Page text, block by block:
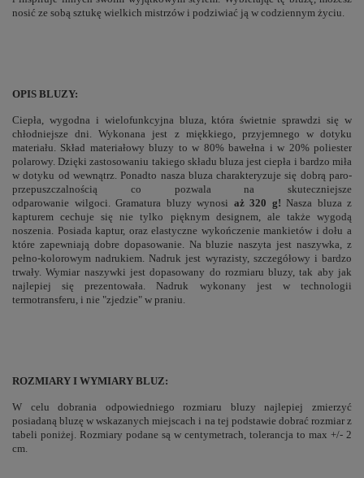
nosić ze sobą sztukę wielkich mistrzów i podziwiać ją w codziennym życiu.
OPIS BLUZY:
Ciepła, wygodna i wielofunkcyjna bluza, która świetnie sprawdzi się w
chłodniejsze dni. Wykonana jest z miękkiego, przyjemnego w dotyku
materiału. Skład materiałowy bluzy to w 80% bawełna i w 20% poliester
polarowy. Dzięki zastosowaniu takiego składu bluza jest ciepła i bardzo miła
w dotyku od wewnątrz. Ponadto nasza bluza charakteryzuje się dobrą paro-
przepuszczalnością co pozwala na skuteczniejsze
odparowanie wilgoci. Gramatura bluzy wynosi aż 320 g! Nasza bluza z
kapturem cechuje się nie tylko pięknym designem, ale także wygodą
noszenia. Posiada kaptur, oraz elastyczne wykończenie mankietów i dołu a
które zapewniają dobre dopasowanie. Na bluzie naszyta jest naszywka, z
pełno-kolorowym nadrukiem. Nadruk jest wyrazisty, szczegółowy i bardzo
trwały. Wymiar naszywki jest dopasowany do rozmiaru bluzy, tak aby jak
najlepiej się prezentowała. Nadruk wykonany jest w technologii
termotransferu, i nie "zjedzie" w praniu.
ROZMIARY I WYMIARY BLUZ:
W celu dobrania odpowiedniego rozmiaru bluzy najlepiej zmierzyć
posiadaną bluzę w wskazanych miejscach i na tej podstawie dobrać rozmiar z
tabeli poniżej. Rozmiary podane są w centymetrach, tolerancja to max +/- 2
cm.